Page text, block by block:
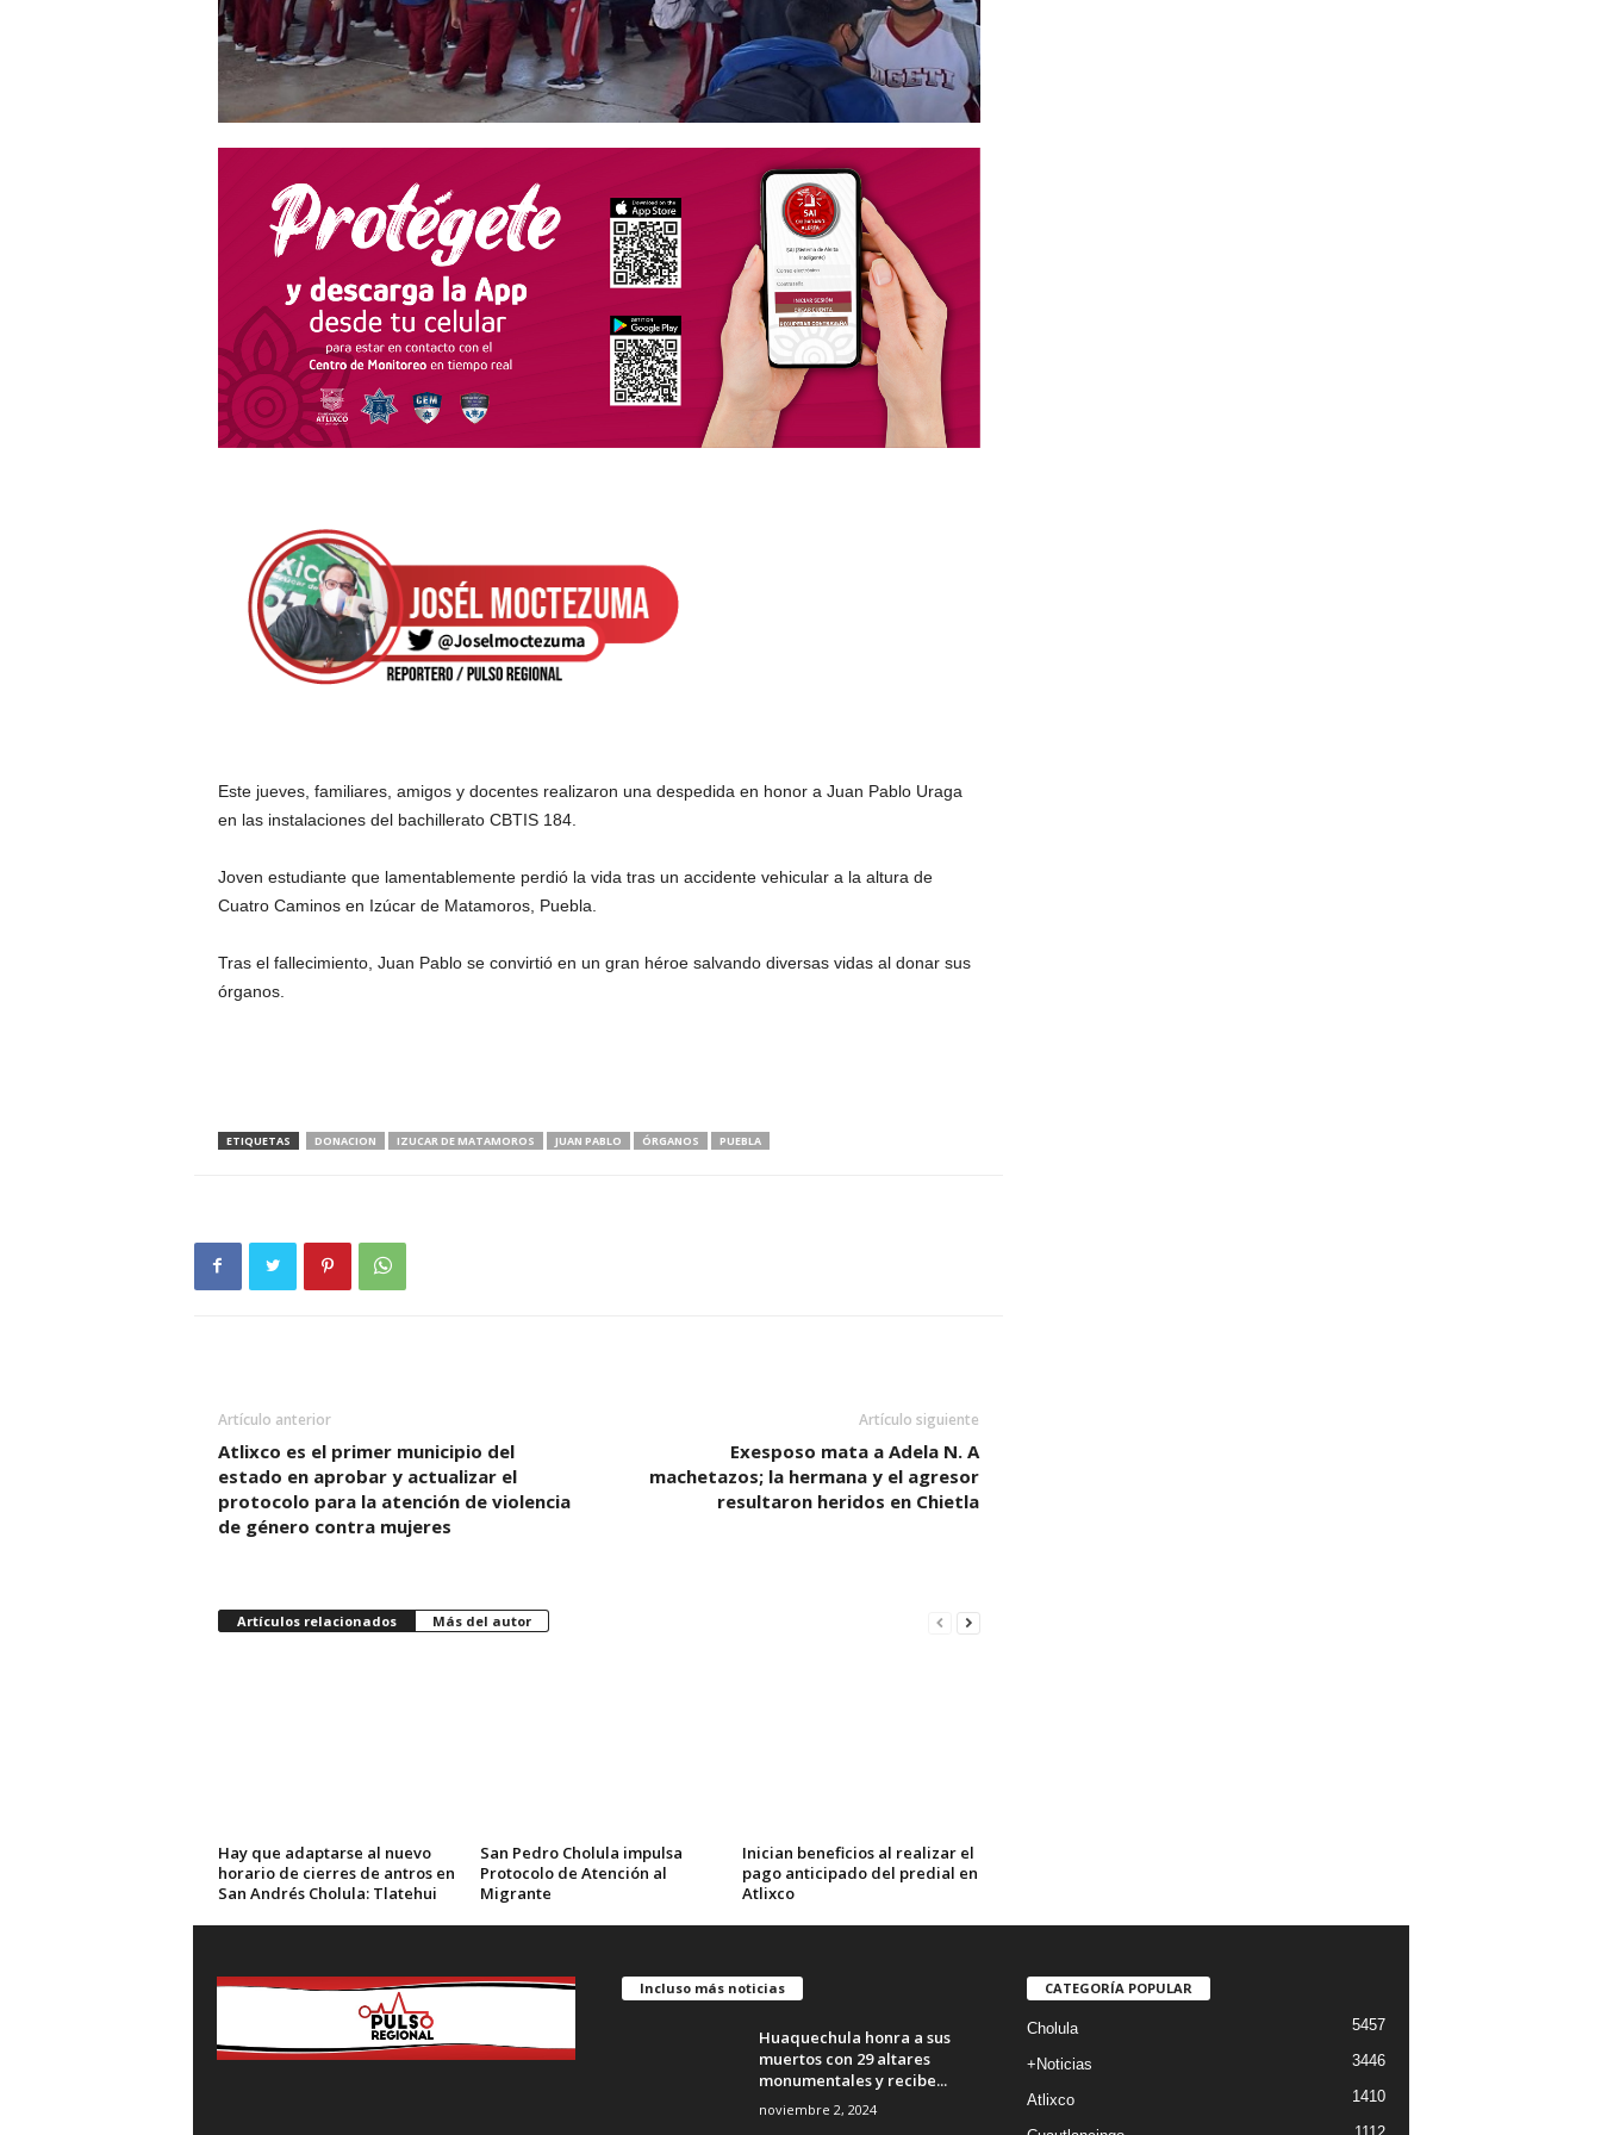
Este jueves, familiares, amigos y docentes realizaron una despedida en honor a Juan Pablo Uraga
en las instalaciones del bachillerato CBTIS 184.
Joven estudiante que lamentablemente perdió la vida tras un accidente vehicular a la altura de
Cuatro Caminos en Izúcar de Matamoros, Puebla.
Tras el fallecimiento, Juan Pablo se convirtió en un gran héroe salvando diversas vidas al donar sus
órganos.
ETIQUETAS DONACION IZUCAR DE MATAMOROS JUAN PABLO ÓRGANOS PUEBLA
Artículo anterior
Atlixco es el primer municipio del
estado en aprobar y actualizar el
protocolo para la atención de violencia
de género contra mujeres
Artículo siguiente
Exesposo mata a Adela N. A
machetazos; la hermana y el agresor
resultaron heridos en Chietla
Artículos relacionados Más del autor
Hay que adaptarse al nuevo
horario de cierres de antros en
San Andrés Cholula: Tlatehui
San Pedro Cholula impulsa
Protocolo de Atención al
Migrante
Inician beneficios al realizar el
pago anticipado del predial en
Atlixco
Incluso más noticias
Huaquechula honra a sus
muertos con 29 altares
monumentales y recibe...
noviembre 2, 2024
CATEGORÍA POPULAR
Cholula 5457
+Noticias 3446
Atlixco 1410